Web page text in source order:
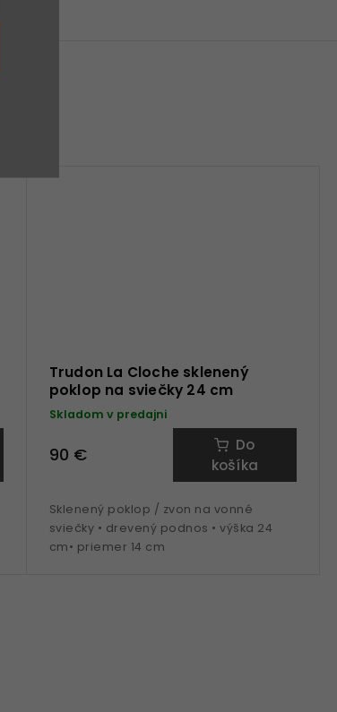
Trudon La Cloche sklenený
poklop na sviečky 24 cm
Skladom v predajni
90 €
Do
košíka
Sklenený poklop / zvon na vonné
sviečky • drevený podnos • výška 24
cm• priemer 14 cm